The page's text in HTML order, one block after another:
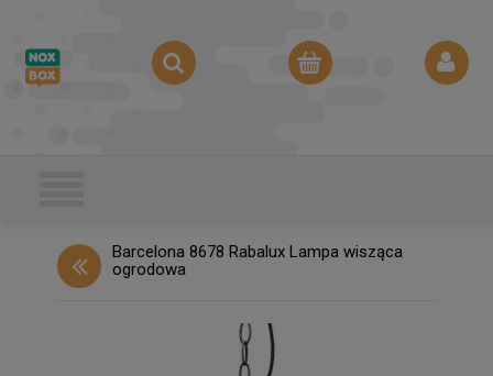
Barcelona 8678 Rabalux Lampa wisząca
ogrodowa